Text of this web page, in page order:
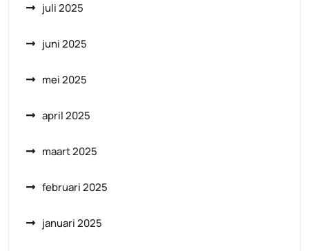
juli 2025
juni 2025
mei 2025
april 2025
maart 2025
februari 2025
januari 2025